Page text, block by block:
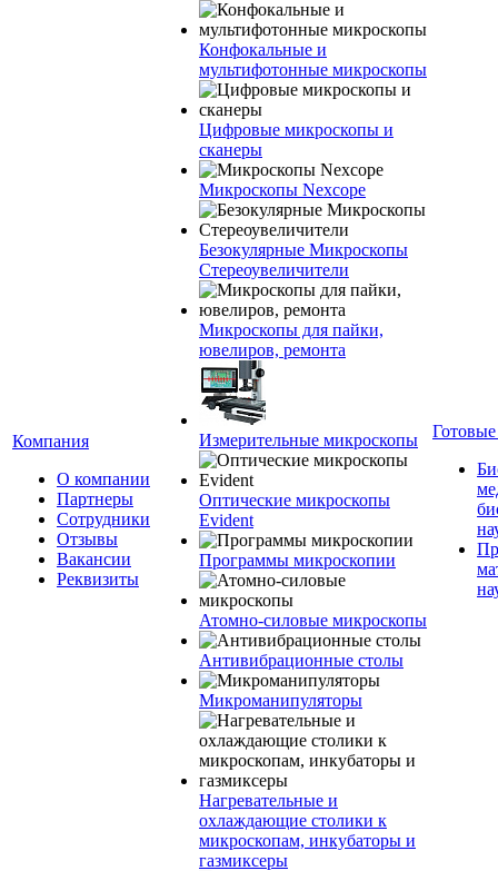
Компания
О компании
Партнеры
Сотрудники
Отзывы
Вакансии
Реквизиты
Конфокальные и
мультифотонные микроскопы
Цифровые микроскопы и
сканеры
Микроскопы Nexcope
Безокулярные Микроскопы
Стереоувеличители
Микроскопы для пайки,
ювелиров, ремонта
Измерительные микроскопы
Оптические микроскопы
Evident
Программы микроскопии
Атомно-силовые микроскопы
Антивибрационные столы
Микроманипуляторы
Нагревательные и
охлаждающие столики к
микроскопам, инкубаторы и
газмиксеры